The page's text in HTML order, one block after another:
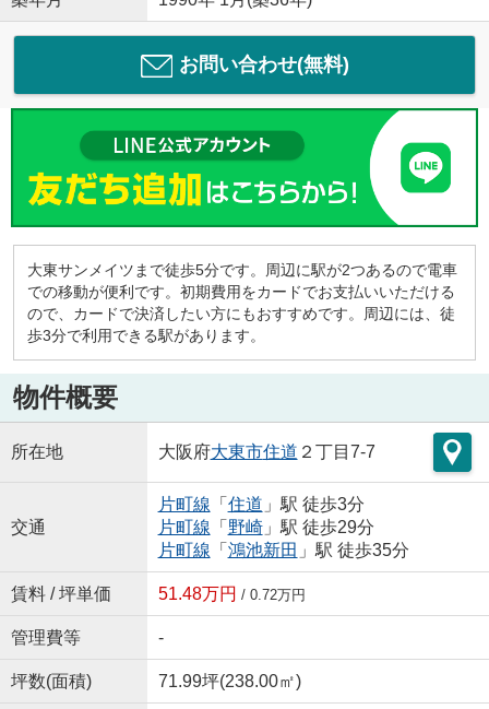
お問い合わせ(無料)
大東サンメイツまで徒歩5分です。周辺に駅が2つあるので電車
での移動が便利です。初期費用をカードでお支払いいただける
ので、カードで決済したい方にもおすすめです。周辺には、徒
歩3分で利用できる駅があります。
物件概要
所在地 大阪府大東市住道 ２丁目7-7
交通
片町線 「 住道 」駅 徒歩3分
片町線 「 野崎」駅 徒歩29分
片町線 「 鴻池新田 」駅 徒歩35分
賃料 / 坪単価 51.48万円 / 0.72万円
管理費等 -
坪数(面積) 71.99坪(238.00㎡)